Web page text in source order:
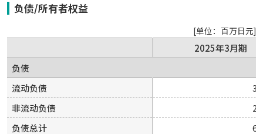
负债/所有者权益
[单位：百万日元]
2025年3月期
负债
流动负债
非流动负债
负债总计
2025年3月期
负债
流动负债
非流动负债
负债总计